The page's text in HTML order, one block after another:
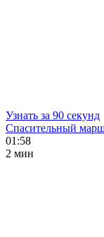
Узнать за 90 секунд
Спасительный
01:58
2 мин